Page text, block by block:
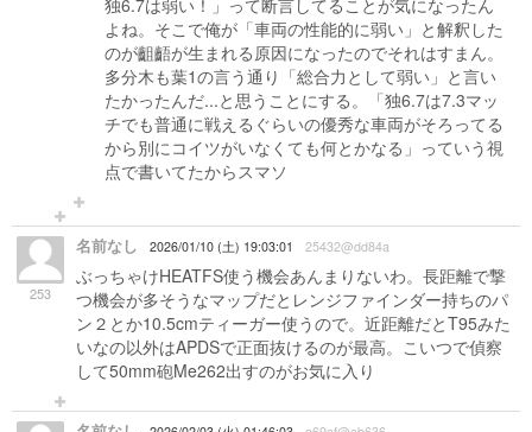
独6.7は弱い！」って断言してることが気になったん
よね。そこで俺が「車両の性能的に弱い」と解釈した
のが齟齬が生まれる原因になったのでそれはすまん。
多分木も葉1の言う通り「総合力として弱い」と言い
たかったんだ...と思うことにする。「独6.7は7.3マッ
チでも普通に戦えるぐらいの優秀な車両がそろってる
から別にコイツがいなくても何とかなる」っていう視
点で書いてたからスマソ
253
名前なし 2026/01/10 (土) 19:03:01 25432@dd84a
ぶっちゃけHEATFS使う機会あんまりないわ。長距離で撃
つ機会が多そうなマップだとレンジファインダー持ちのパ
ン２とか10.5cmティーガー使うので。近距離だとT95みた
いなの以外はAPDSで正面抜けるのが最高。こいつで偵察
して50mm砲Me262出すのがお気に入り